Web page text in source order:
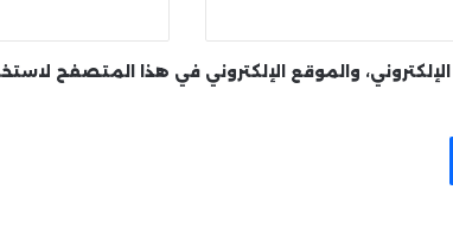
والموقع الإلكتروني في هذا المتصفح